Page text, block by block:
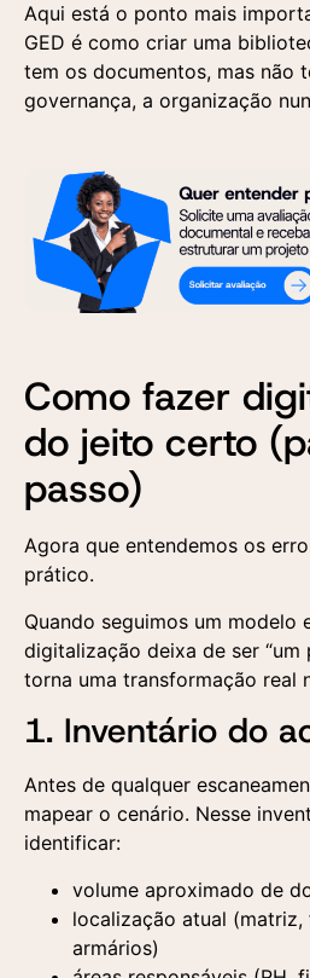
Aqui está o ponto mais
GED é como criar uma
tem os documentos, mas não
governança, a organização
Como fazer
do jeito certo
passo)
Agora que entendemos os
prático.
Quando seguimos um modelo
digitalização deixa de ser “um
torna uma transformação real
1. Inventário do
Antes de qualquer
mapear o cenário. Nesse
identificar:
volume aproximado de
localização atual (matriz,
armários)
Preencha o formulário e um
especialistas entrará em
Preencha o formulário abaixo
entrará em contato para
Entre em